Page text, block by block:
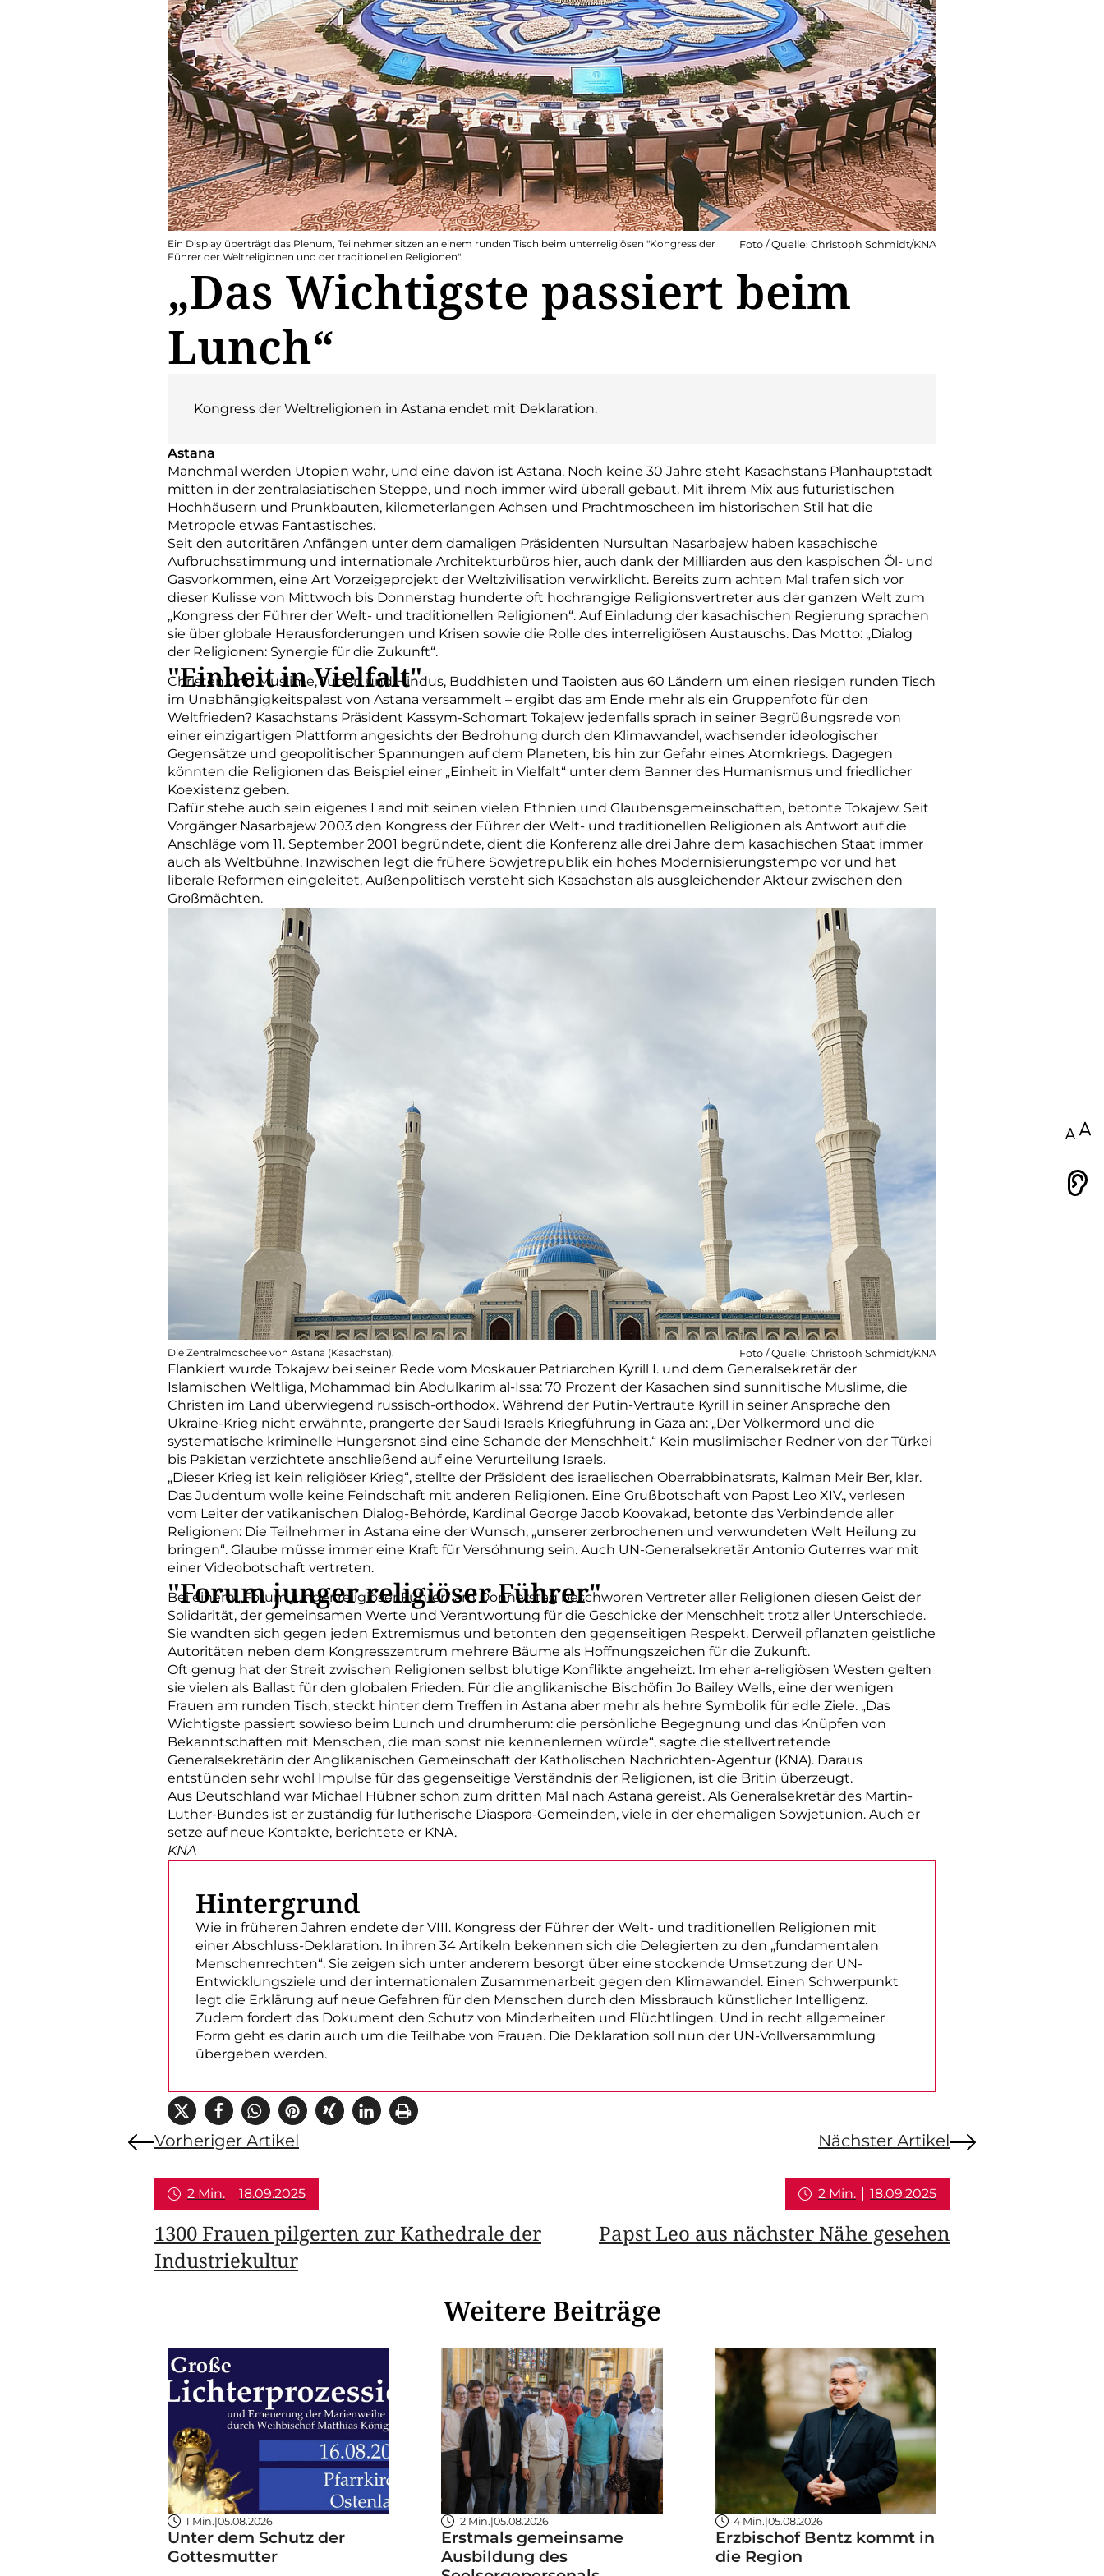
Ein Display überträgt das Plenum, Teilnehmer sitzen an einem runden Tisch beim unterreligiösen "Kongress der
Führer der Weltreligionen und der traditionellen Religionen".
Foto / Quelle: Christoph Schmidt/KNA
„Das Wichtigste passiert beim
Lunch“
Kongress der Weltreligionen in Astana endet mit Deklaration.
Astana
Manchmal werden Utopien wahr, und eine davon ist Astana. Noch keine 30 Jahre steht Kasachstans Planhauptstadt
mitten in der zentralasiatischen Steppe, und noch immer wird überall gebaut. Mit ihrem Mix aus futuristischen
Hochhäusern und Prunkbauten, kilometerlangen Achsen und Prachtmoscheen im historischen Stil hat die
Metropole etwas Fantastisches.
Seit den autoritären Anfängen unter dem damaligen Präsidenten Nursultan Nasarbajew haben kasachische
Aufbruchsstimmung und internationale Architekturbüros hier, auch dank der Milliarden aus den kaspischen Öl- und
Gasvorkommen, eine Art Vorzeigeprojekt der Weltzivilisation verwirklicht. Bereits zum achten Mal trafen sich vor
dieser Kulisse von Mittwoch bis Donnerstag hunderte oft hochrangige Religionsvertreter aus der ganzen Welt zum
„Kongress der Führer der Welt- und traditionellen Religionen“. Auf Einladung der kasachischen Regierung sprachen
sie über globale Herausforderungen und Krisen sowie die Rolle des interreligiösen Austauschs. Das Motto: „Dialog
der Religionen: Synergie für die Zukunft“.
"Einheit in Vielfalt"
Christen und Muslime, Juden und Hindus, Buddhisten und Taoisten aus 60 Ländern um einen riesigen runden Tisch
im Unabhängigkeitspalast von Astana versammelt – ergibt das am Ende mehr als ein Gruppenfoto für den
Weltfrieden? Kasachstans Präsident Kassym-Schomart Tokajew jedenfalls sprach in seiner Begrüßungsrede von
einer einzigartigen Plattform angesichts der Bedrohung durch den Klimawandel, wachsender ideologischer
Gegensätze und geopolitischer Spannungen auf dem Planeten, bis hin zur Gefahr eines Atomkriegs. Dagegen
könnten die Religionen das Beispiel einer „Einheit in Vielfalt“ unter dem Banner des Humanismus und friedlicher
Koexistenz geben.
Dafür stehe auch sein eigenes Land mit seinen vielen Ethnien und Glaubensgemeinschaften, betonte Tokajew. Seit
Vorgänger Nasarbajew 2003 den Kongress der Führer der Welt- und traditionellen Religionen als Antwort auf die
Anschläge vom 11. September 2001 begründete, dient die Konferenz alle drei Jahre dem kasachischen Staat immer
auch als Weltbühne. Inzwischen legt die frühere Sowjetrepublik ein hohes Modernisierungstempo vor und hat
liberale Reformen eingeleitet. Außenpolitisch versteht sich Kasachstan als ausgleichender Akteur zwischen den
Großmächten.
Die Zentralmoschee von Astana (Kasachstan). Foto / Quelle: Christoph Schmidt/KNA
Flankiert wurde Tokajew bei seiner Rede vom Moskauer Patriarchen Kyrill I. und dem Generalsekretär der
Islamischen Weltliga, Mohammad bin Abdulkarim al-Issa: 70 Prozent der Kasachen sind sunnitische Muslime, die
Christen im Land überwiegend russisch-orthodox. Während der Putin-Vertraute Kyrill in seiner Ansprache den
Ukraine-Krieg nicht erwähnte, prangerte der Saudi Israels Kriegführung in Gaza an: „Der Völkermord und die
systematische kriminelle Hungersnot sind eine Schande der Menschheit.“ Kein muslimischer Redner von der Türkei
bis Pakistan verzichtete anschließend auf eine Verurteilung Israels.
„Dieser Krieg ist kein religiöser Krieg“, stellte der Präsident des israelischen Oberrabbinatsrats, Kalman Meir Ber, klar.
Das Judentum wolle keine Feindschaft mit anderen Religionen. Eine Grußbotschaft von Papst Leo XIV., verlesen
vom Leiter der vatikanischen Dialog-Behörde, Kardinal George Jacob Koovakad, betonte das Verbindende aller
Religionen: Die Teilnehmer in Astana eine der Wunsch, „unserer zerbrochenen und verwundeten Welt Heilung zu
bringen“. Glaube müsse immer eine Kraft für Versöhnung sein. Auch UN-Generalsekretär Antonio Guterres war mit
einer Videobotschaft vertreten.
"Forum junger religiöser Führer"
Bei einem „Forum junger religiöser Führer“ am Donnerstag beschworen Vertreter aller Religionen diesen Geist der
Solidarität, der gemeinsamen Werte und Verantwortung für die Geschicke der Menschheit trotz aller Unterschiede.
Sie wandten sich gegen jeden Extremismus und betonten den gegenseitigen Respekt. Derweil pflanzten geistliche
Autoritäten neben dem Kongresszentrum mehrere Bäume als Hoffnungszeichen für die Zukunft.
Oft genug hat der Streit zwischen Religionen selbst blutige Konflikte angeheizt. Im eher a-religiösen Westen gelten
sie vielen als Ballast für den globalen Frieden. Für die anglikanische Bischöfin Jo Bailey Wells, eine der wenigen
Frauen am runden Tisch, steckt hinter dem Treffen in Astana aber mehr als hehre Symbolik für edle Ziele. „Das
Wichtigste passiert sowieso beim Lunch und drumherum: die persönliche Begegnung und das Knüpfen von
Bekanntschaften mit Menschen, die man sonst nie kennenlernen würde“, sagte die stellvertretende
Generalsekretärin der Anglikanischen Gemeinschaft der Katholischen Nachrichten-Agentur (KNA). Daraus
entstünden sehr wohl Impulse für das gegenseitige Verständnis der Religionen, ist die Britin überzeugt.
Aus Deutschland war Michael Hübner schon zum dritten Mal nach Astana gereist. Als Generalsekretär des Martin-
Luther-Bundes ist er zuständig für lutherische Diaspora-Gemeinden, viele in der ehemaligen Sowjetunion. Auch er
setze auf neue Kontakte, berichtete er KNA.
KNA
Hintergrund
Wie in früheren Jahren endete der VIII. Kongress der Führer der Welt- und traditionellen Religionen mit
einer Abschluss-Deklaration. In ihren 34 Artikeln bekennen sich die Delegierten zu den „fundamentalen
Menschenrechten“. Sie zeigen sich unter anderem besorgt über eine stockende Umsetzung der UN-
Entwicklungsziele und der internationalen Zusammenarbeit gegen den Klimawandel. Einen Schwerpunkt
legt die Erklärung auf neue Gefahren für den Menschen durch den Missbrauch künstlicher Intelligenz.
Zudem fordert das Dokument den Schutz von Minderheiten und Flüchtlingen. Und in recht allgemeiner
Form geht es darin auch um die Teilhabe von Frauen. Die Deklaration soll nun der UN-Vollversammlung
übergeben werden.
Vorheriger Artikel
2 Min. 18.09.2025
1300 Frauen pilgerten zur Kathedrale der
Industriekultur
Nächster Artikel
2 Min. 18.09.2025
Papst Leo aus nächster Nähe gesehen
Weitere Beiträge
1 Min.|05.08.2026
Unter dem Schutz der
Gottesmutter
2 Min.|05.08.2026
Erstmals gemeinsame
Ausbildung des
4 Min.|05.08.2026
Erzbischof Bentz kommt in
die Region